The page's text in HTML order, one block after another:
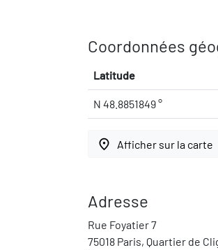
Coordonnées
Latitude
N 48.8851849 °
place Afficher sur la carte
Adresse
Rue Foyatier 7
75018 Paris, Quartier de